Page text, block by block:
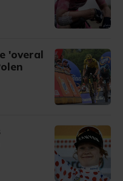
bekijken en je
'overal